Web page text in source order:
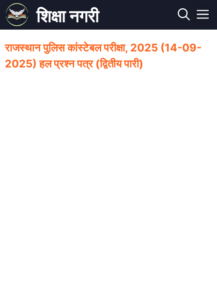
Skip
to
content
शिक्षा नगरी
राजस्थान पुलिस कांस्टेबल परीक्षा, 2025 (14-09-
2025) हल प्रश्न पत्र (द्वितीय पारी)